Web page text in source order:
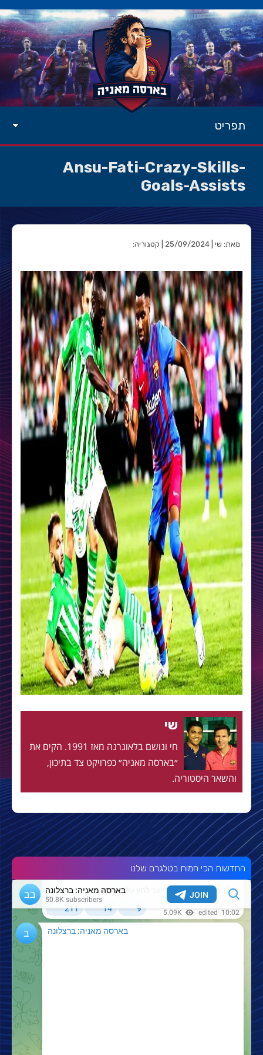
תפריט
Ansu-Fati-Crazy-Skills-
Goals-Assists
מאת: שי | 25/09/2024 | קטגוריה:
שי
חי ונושם בלאוגרנה מאז 1991. הקים את
״בארסה מאניה״ כפרויקט צד בתיכון,
והשאר היסטוריה.
החדשות הכי חמות בטלגרם שלנו